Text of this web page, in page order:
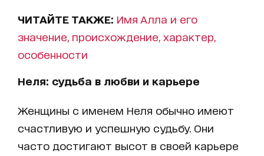
ЧИТАЙТЕ ТАКЖЕ: Имя Алла и его
значение, происхождение, характер,
особенности
Неля: судьба в любви и карьере
Женщины с именем Неля обычно имеют
счастливую и успешную судьбу. Они
часто достигают высот в своей карьере